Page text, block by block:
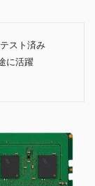
スト済み
に活躍